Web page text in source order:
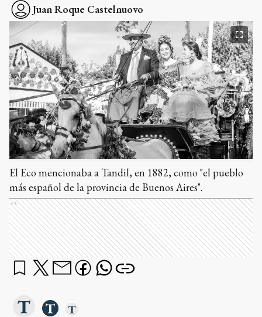
Juan Roque Castelnuovo
El Eco mencionaba a Tandil, en 1882, como "el pueblo
más español de la provincia de Buenos Aires".
Ads